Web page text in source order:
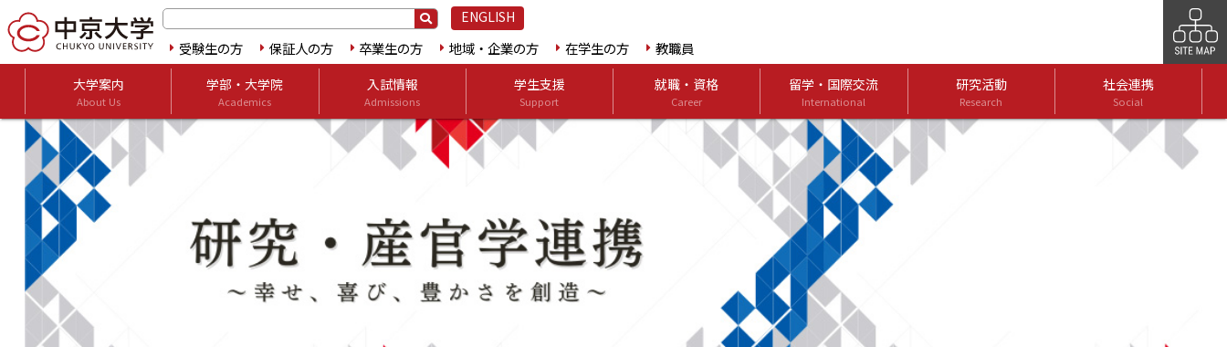
ENGLISH
受験生の方 保証人の方 卒業生の方 地域・企業の方 在学生の方 教職員
大学案内
About Us
学部・大学院
Academics
入試情報
Admissions
学生支援
Support
就職・資格
Career
留学・国際交流
International
研究活動
Research
社会連携
Social